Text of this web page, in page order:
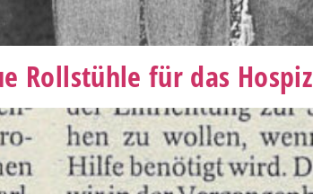
Rollstühle für das Hospiz